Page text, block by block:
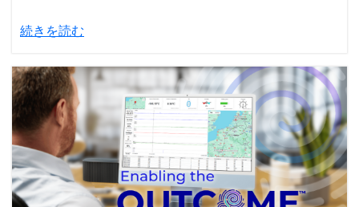
続きを読む